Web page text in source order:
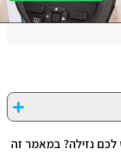
לכם נזילה? במאמר זה